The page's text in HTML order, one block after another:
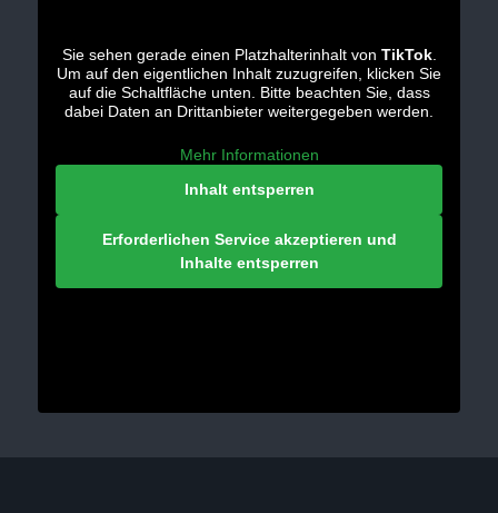
Sie sehen gerade einen Platzhalterinhalt von TikTok.
Um auf den eigentlichen Inhalt zuzugreifen, klicken Sie
auf die Schaltfläche unten. Bitte beachten Sie, dass
dabei Daten an Drittanbieter weitergegeben werden.
Mehr Informationen
Inhalt entsperren
Erforderlichen Service akzeptieren und
Inhalte entsperren